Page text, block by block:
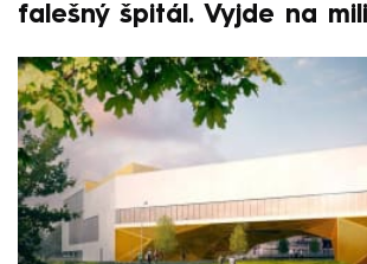
falešný špitál. Vyjde na